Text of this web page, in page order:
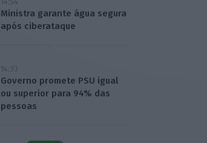
Ministra garante água segura
após ciberataque
14:33
Governo promete PSU igual
ou superior para 94% das
pessoas